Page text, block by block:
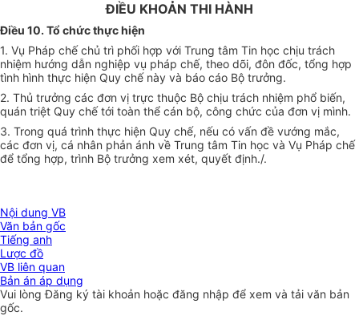
ĐIỀU KHOẢN THI HÀNH
Điều 10. Tổ chức thực hiện
1. Vụ Pháp chế chủ trì phối hợp với Trung tâm Tin học chịu trách
nhiệm hướng dẫn nghiệp vụ pháp chế, theo dõi, đôn đốc, tổng hợp
tình hình thực hiện Quy chế này và báo cáo Bộ trưởng.
2. Thủ trưởng các đơn vị trực thuộc Bộ chịu trách nhiệm phổ biến,
quán triệt Quy chế tới toàn thể cán bộ, công chức của đơn vị mình.
3. Trong quá trình thực hiện Quy chế, nếu có vấn đề vướng mắc,
các đơn vị, cá nhân phản ánh về Trung tâm Tin học và Vụ Pháp chế
để tổng hợp, trình Bộ trưởng xem xét, quyết định./.
Nội dung VB
Văn bản gốc
Tiếng anh
Lược đồ
VB liên quan
Bản án áp dụng
Vui lòngĐăng ký tài khoản hoặc đăng nhập để xem và tải văn bản
gốc.